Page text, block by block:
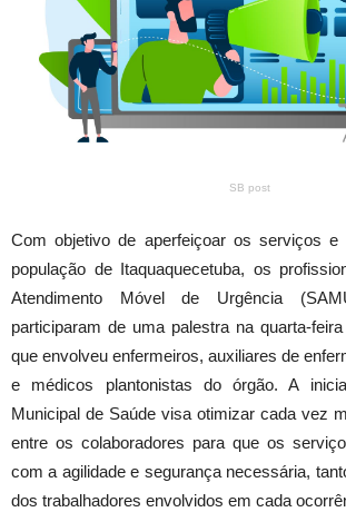
SB post
Com objetivo de aperfeiçoar os serviços e
população de Itaquaquecetuba, os
Atendimento Móvel de Urgência
participaram de uma palestra na quarta-
que envolveu enfermeiros, auxiliares de
e médicos plantonistas do órgão. A
Municipal de Saúde visa otimizar cada vez
entre os colaboradores para que os
com a agilidade e segurança necessária,
dos trabalhadores envolvidos em cada